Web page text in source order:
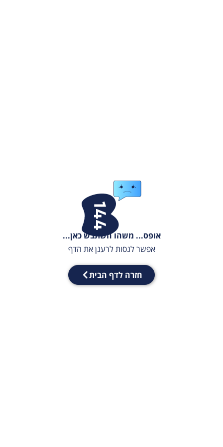
אופס... משהו השתבש כאן...
אפשר לנסות לרענן את הדף
חזרה לדף הבית